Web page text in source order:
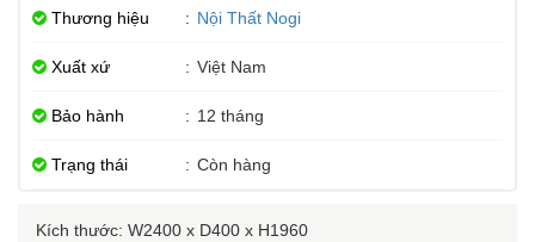
Thương hiệu : Nội Thất Nogi
Xuất xứ : Việt Nam
Bảo hành : 12 tháng
Trạng thái : Còn hàng
Kích thước: W2400 x D400 x H1960